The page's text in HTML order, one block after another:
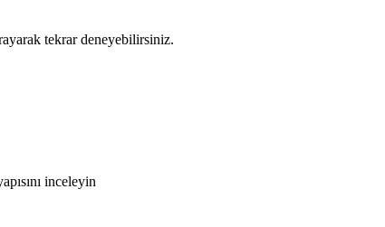
tekrar deneyebilirsiniz.
inceleyin